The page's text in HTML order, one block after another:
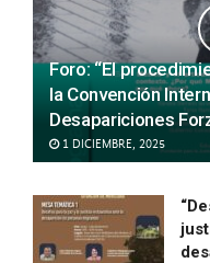
Foro: “El
la Convención
Desapariciones
1 DICIEMBRE, 2025